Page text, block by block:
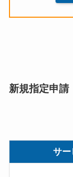
新規指定申請
サー